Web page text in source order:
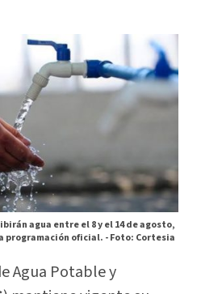
agua entre el 8 y el 14 de agosto,
programación oficial. -Foto: Cortesia
Agua Potable y